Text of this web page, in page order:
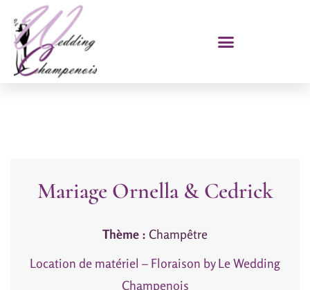
Mariage Ornella & Cedrick
Thème : Champêtre
Location de matériel – Floraison by Le Wedding
Champenois